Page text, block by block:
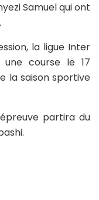
Samuel qui ont
la ligue Inter
une course le 17
la saison sportive
partira du